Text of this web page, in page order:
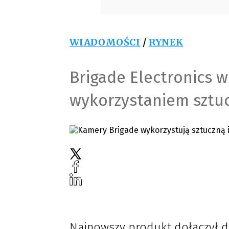
WIADOMOŚCI / RYNEK
Brigade Electronics
wykorzystaniem